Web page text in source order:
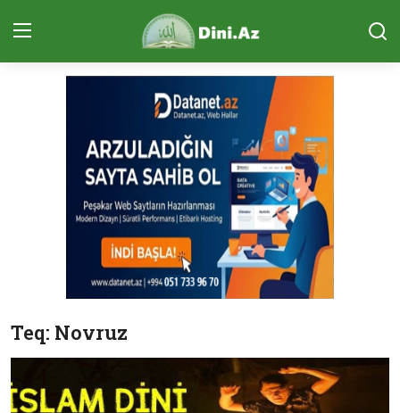
Qeydiyyat
Ana Səhifə
Sual-Cavab
Qurani Kərim
Ünsiyyət (ÇAT)
Məqalələr
Quran və Təfsir
Teq: Novruz